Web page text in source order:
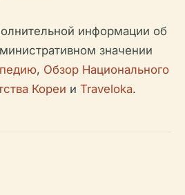
информации об
значении
, Обзор Национального
Кореи и Traveloka.